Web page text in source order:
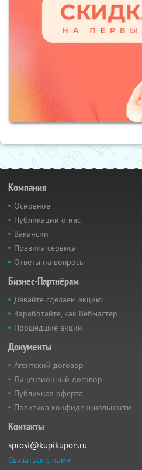
Компания
Основное
Публикации о нас
Вакансии
Правила сервиса
Ответы на вопросы
Бизнес-Партнёрам
Давайте сделаем акцию!
Заработайте, как Вебмастер
Прошедшие акции
Документы
Агентский договор
Лицензионный договор
Публичная оферта
Политика конфиденциальности
Контакты
sprosi@kupikupon.ru
Связаться с нами